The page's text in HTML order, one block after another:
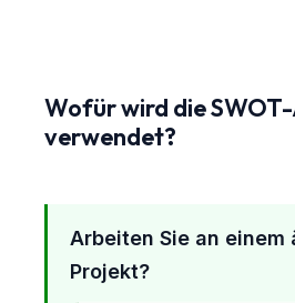
Wofür wird die
verwendet?
Arbeiten Sie an einem
Projekt?